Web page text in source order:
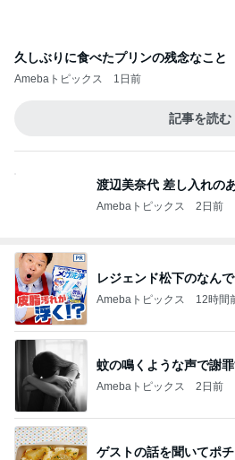
久しぶりに食べたプリンの残念なこと
Amebaトピックス 1日前
記事を読む
渡辺美奈代 差し入れの
Amebaトピックス 2日前
レジェンド松下のなん
Amebaトピックス 12時間
蚊の鳴くような声で謝
Amebaトピックス 2日前
ゲストの話を聞いてポ